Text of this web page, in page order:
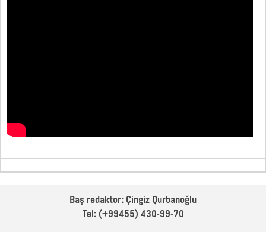
Baş redaktor: Çingiz Qurbanoğlu
Tel: (+99455) 430-99-70